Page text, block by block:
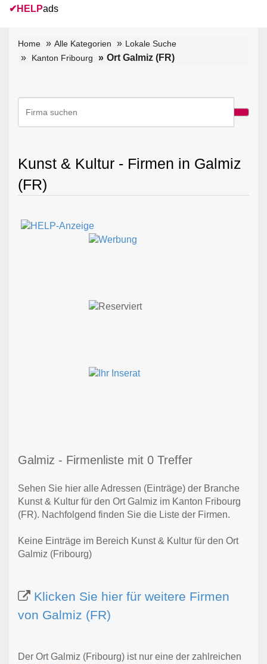
✔ HELPads
Home Alle Kategorien
Lokale Suche
Kanton Fribourg
Ort Galmiz (FR)
Kunst & Kultur - Firmen in Galmiz
(FR)
Galmiz - Firmenliste mit 0 Treffer
Sehen Sie hier alle Adressen (Einträge) der Branche
Kunst & Kultur für den Ort Galmiz im Kanton Fribourg
(FR). Nachfolgend finden Sie die Liste der Firmen.
Keine Einträge im Bereich Kunst & Kultur für den Ort
Galmiz (Fribourg)
Klicken Sie hier für weitere Firmen
von Galmiz (FR)
Der Ort Galmiz (Fribourg) ist nur eine der zahlreichen